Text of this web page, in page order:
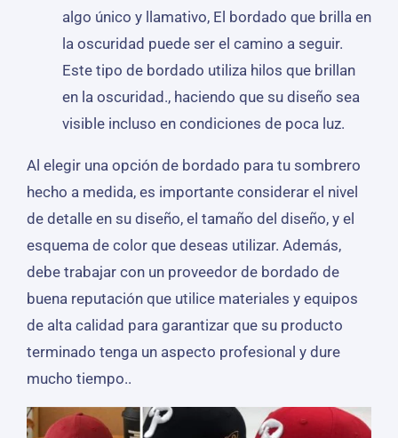
algo único y llamativo, El bordado que brilla en
la oscuridad puede ser el camino a seguir.
Este tipo de bordado utiliza hilos que brillan
en la oscuridad., haciendo que su diseño sea
visible incluso en condiciones de poca luz.
Al elegir una opción de bordado para tu sombrero
hecho a medida, es importante considerar el nivel
de detalle en su diseño, el tamaño del diseño, y el
esquema de color que deseas utilizar. Además,
debe trabajar con un proveedor de bordado de
buena reputación que utilice materiales y equipos
de alta calidad para garantizar que su producto
terminado tenga un aspecto profesional y dure
mucho tiempo..